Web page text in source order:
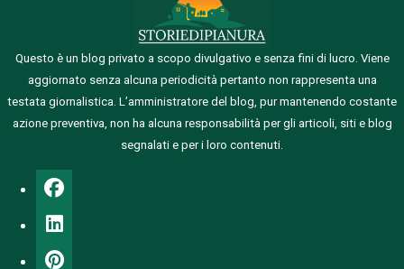
Questo è un blog privato a scopo divulgativo e senza fini di lucro. Viene
aggiornato senza alcuna periodicità pertanto non rappresenta una
testata giornalistica. L’amministratore del blog, pur mantenendo costante
azione preventiva, non ha alcuna responsabilità per gli articoli, siti e blog
segnalati e per i loro contenuti.